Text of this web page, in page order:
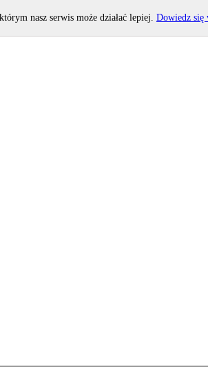
nasz serwis może działać lepiej. Dowiedz się